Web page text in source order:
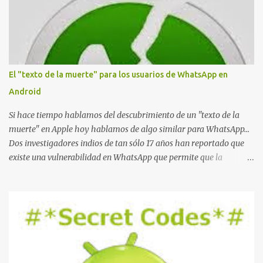
El "texto de la muerte" para los usuarios de WhatsApp en
Android
Si hace tiempo hablamos del descubrimiento de un "texto de la
muerte" en Apple hoy hablamos de algo similar para WhatsApp...
Dos investigadores indios de tan sólo 17 años han reportado que
existe una vulnerabilidad en WhatsApp que permite que la
La vulnerabilidad ha sido probada y funciona correctamente en la
mayoría de las versiones de Android y de WhatsApp incluyendo la
2.11.431 y 2.11.432. Sin embargo todavía no se ha probado en iOS y
Windows no parece ser vulnerable. Esto podría provocar que se
extienda como una pesada broma la moda de bloquear WhatsApp